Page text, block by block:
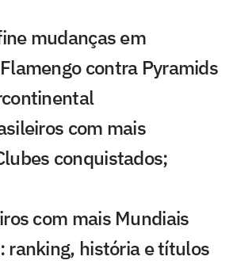
mudanças em
contra Pyramids
com mais
conquistados;
com mais Mundiais
ranking, história e títulos